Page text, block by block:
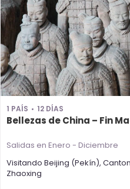
1 PAÍS 12 DÍAS
Bellezas de China – Fin
Salidas en Enero - Diciembre
Visitando Beijing (Pekín), Canton
Zhaoxing